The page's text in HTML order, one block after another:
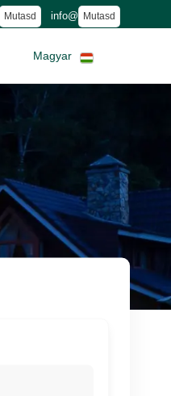
Mutasd info@ Mutasd
Magyar